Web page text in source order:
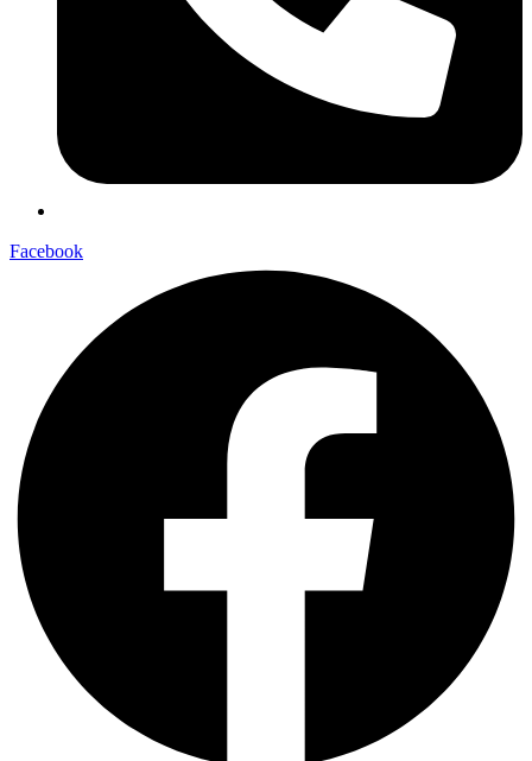
Facebook